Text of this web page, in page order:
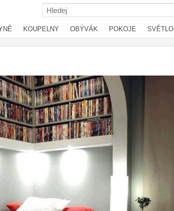
KOUPELNY OBÝVÁK POKOJE SVĚTLO